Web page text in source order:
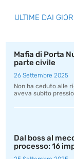
ULTIME DAI
Mafia di Porta
parte civile
26 Settembre 2025
Non ha ceduto alle
aveva subito
Dal boss al
processo: 16